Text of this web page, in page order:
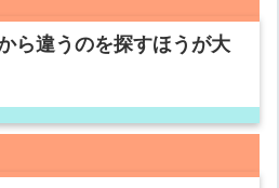
ら違うのを探すほうが大